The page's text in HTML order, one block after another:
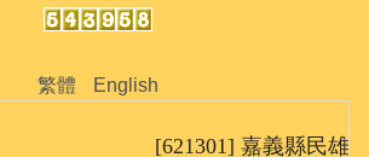
繁體 English
[621301] 嘉義縣民雄